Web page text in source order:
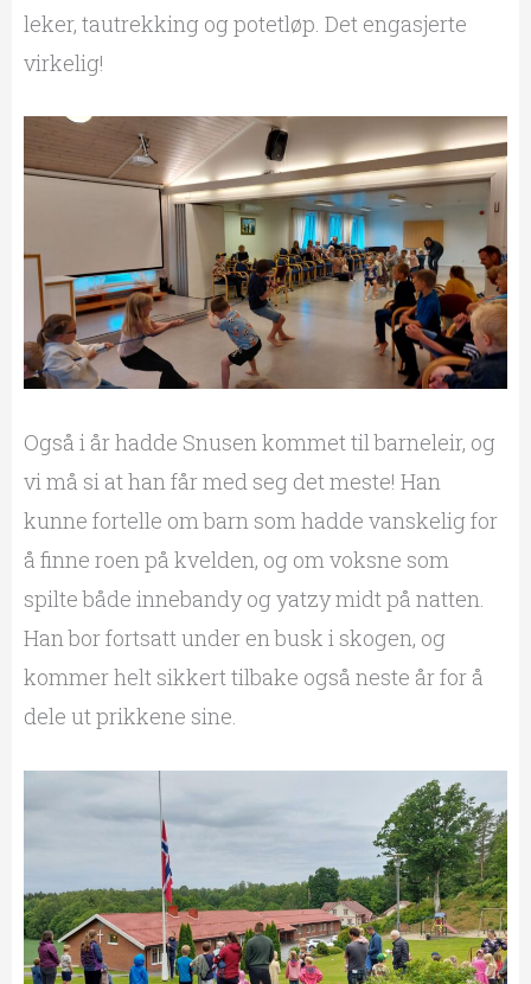
leker, tautrekking og potetløp. Det engasjerte
virkelig!
Også i år hadde Snusen kommet til barneleir, og
vi må si at han får med seg det meste! Han
kunne fortelle om barn som hadde vanskelig for
å finne roen på kvelden, og om voksne som
spilte både innebandy og yatzy midt på natten.
Han bor fortsatt under en busk i skogen, og
kommer helt sikkert tilbake også neste år for å
dele ut prikkene sine.